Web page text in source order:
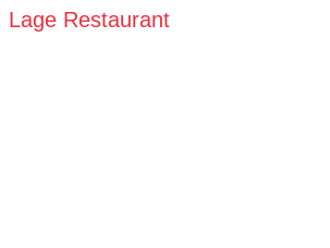
Lage Restaurant